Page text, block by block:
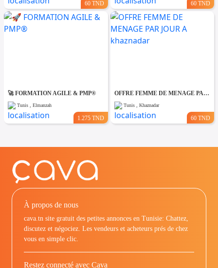
60 TND 60 TND
🚀 FORMATION AGILE & PMP®
Tunis , Elmanzah
1.275 TND
OFFRE FEMME DE MENAGE PAR JOUR A khaznadar
Tunis , Khaznadar
60 TND
À propos de nous
cava.tn site gratuit des petites annonces en Tunisie: Chattez,
discutez et négociez. Les vendeurs et acheteurs prés de chez
vous en simple clic.
Restez connecté avec Cava